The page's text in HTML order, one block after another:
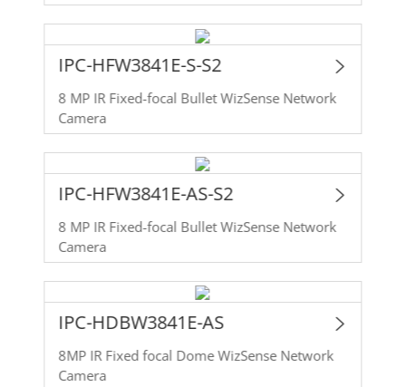
IPC-HFW3841E-S-S2
8 MP IR Fixed-focal Bullet WizSense Network
Camera
IPC-HFW3841E-AS-S2
8 MP IR Fixed-focal Bullet WizSense Network
Camera
IPC-HDBW3841E-AS
8MP IR Fixed focal Dome WizSense Network
Camera